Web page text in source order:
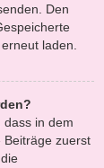
Den
laden.
dass in dem
Beiträge zuerst